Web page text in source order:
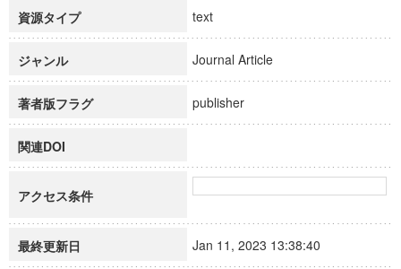
資源タイプ text
ジャンル Journal Article
著者版フラグ publisher
関連DOI
アクセス条件
最終更新日 Jan 11, 2023 13:38:40